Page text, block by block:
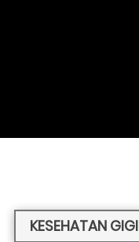
KESEHATAN GIGI